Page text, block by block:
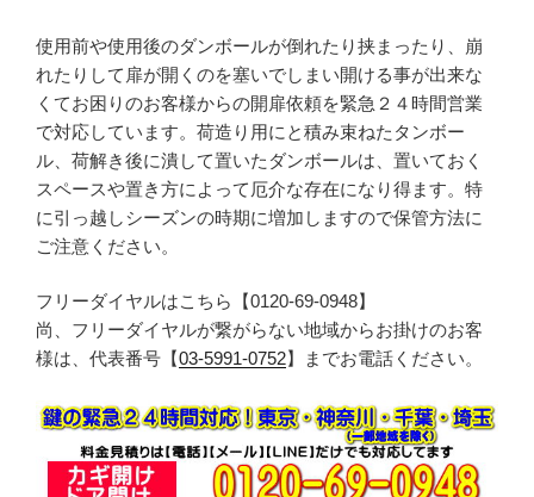
使用前や使用後のダンボールが倒れたり挟まったり、崩
れたりして扉が開くのを塞いでしまい開ける事が出来な
くてお困りのお客様からの開扉依頼を緊急２４時間営業
で対応しています。荷造り用にと積み束ねたタンボー
ル、荷解き後に潰して置いたダンボールは、置いておく
スペースや置き方によって厄介な存在になり得ます。特
に引っ越しシーズンの時期に増加しますので保管方法に
ご注意ください。
フリーダイヤルはこちら【0120-69-0948】
尚、フリーダイヤルが繋がらない地域からお掛けのお客
様は、代表番号【03-5991-0752】までお電話ください。